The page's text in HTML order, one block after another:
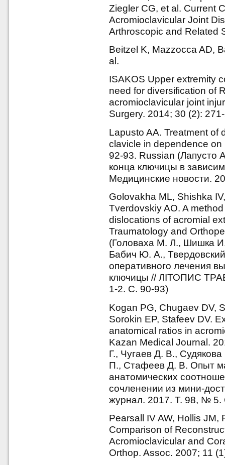
Ziegler CG, et al. Current
Acromioclavicular Joint
Arthroscopic and Related
Beitzel K, Mazzocca AD,
al.
ISAKOS Upper extremity
need for diversification of
acromioclavicular joint
Surgery. 2014; 30 (2):
Lapusto AA. Treatment of
clavicle in dependence
92-93. Russian (Лапусто
конца ключицы в
Медицинские новости.
Golovakha ML, Shishka
Tverdovskiy AO. A
dislocations of acromial
Traumatology and
(Головаха М. Л., Шишка
Бабич Ю. А.,
оперативного лечения
ключицы // ЛIТОПИС
1-2. С. 90-93)
Kogan PG, Chugaev DV,
Sorokin EP, Stafeev DV.
anatomical ratios in
Kazan Medical Journal.
Г., Чугаев Д. В.,
П., Стафеев Д. В. Опыт
анатомических
сочленении из мини-
журнал. 2017. Т. 98, № 5.
Pearsall IV AW, Hollis
Comparison of
Acromioclavicular and
Orthop. Assoc. 2007; 11